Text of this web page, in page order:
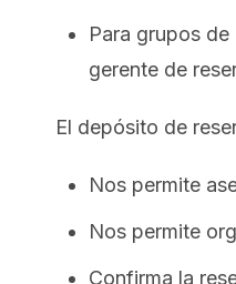
Para grupos
gerente de
El depósito de
Nos permite
Nos permite
Confirma la